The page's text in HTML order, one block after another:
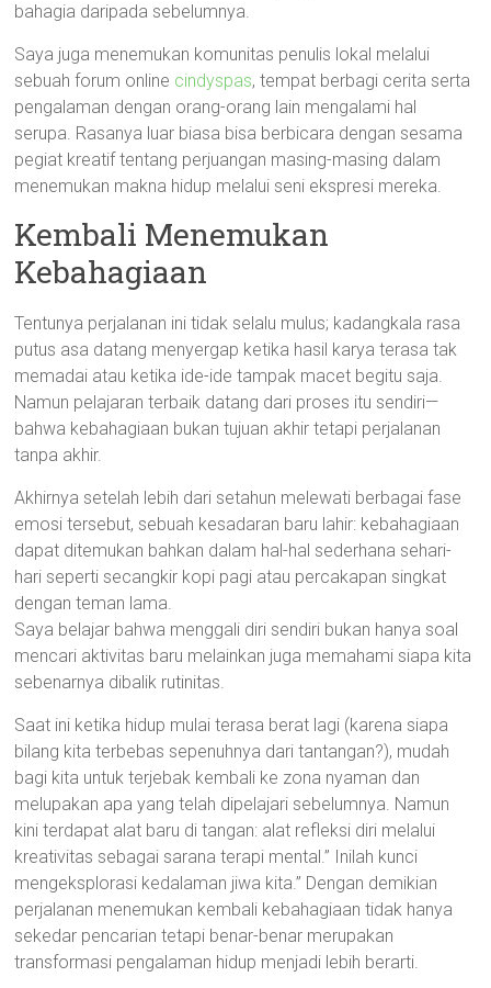
bahagia daripada sebelumnya.
Saya juga menemukan komunitas penulis lokal melalui
sebuah forum online cindyspas, tempat berbagi cerita serta
pengalaman dengan orang-orang lain mengalami hal
serupa. Rasanya luar biasa bisa berbicara dengan sesama
pegiat kreatif tentang perjuangan masing-masing dalam
menemukan makna hidup melalui seni ekspresi mereka.
Kembali Menemukan
Kebahagiaan
Tentunya perjalanan ini tidak selalu mulus; kadangkala rasa
putus asa datang menyergap ketika hasil karya terasa tak
memadai atau ketika ide-ide tampak macet begitu saja.
Namun pelajaran terbaik datang dari proses itu sendiri—
bahwa kebahagiaan bukan tujuan akhir tetapi perjalanan
tanpa akhir.
Akhirnya setelah lebih dari setahun melewati berbagai fase
emosi tersebut, sebuah kesadaran baru lahir: kebahagiaan
dapat ditemukan bahkan dalam hal-hal sederhana sehari-
hari seperti secangkir kopi pagi atau percakapan singkat
dengan teman lama.
Saya belajar bahwa menggali diri sendiri bukan hanya soal
mencari aktivitas baru melainkan juga memahami siapa kita
sebenarnya dibalik rutinitas.
Saat ini ketika hidup mulai terasa berat lagi (karena siapa
bilang kita terbebas sepenuhnya dari tantangan?), mudah
bagi kita untuk terjebak kembali ke zona nyaman dan
melupakan apa yang telah dipelajari sebelumnya. Namun
kini terdapat alat baru di tangan: alat refleksi diri melalui
kreativitas sebagai sarana terapi mental.” Inilah kunci
mengeksplorasi kedalaman jiwa kita.” Dengan demikian
perjalanan menemukan kembali kebahagiaan tidak hanya
sekedar pencarian tetapi benar-benar merupakan
transformasi pengalaman hidup menjadi lebih berarti.